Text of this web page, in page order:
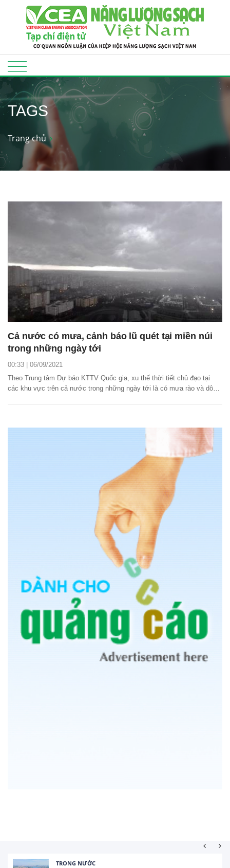
TAGS
Trang chủ
Cả nước có mưa, cảnh báo lũ quét tại miền núi
trong những ngày tới
00:33 | 06/09/2021
Theo Trung tâm Dự báo KTTV Quốc gia, xu thế thời tiết chủ đạo tại
các khu vực trên cả nước trong những ngày tới là có mưa rào và dông,
TRONG NƯỚC